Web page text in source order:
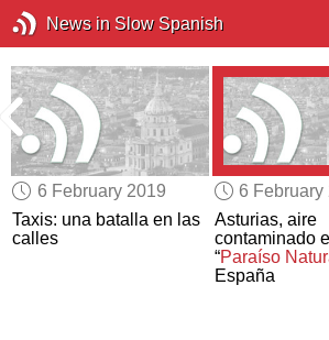
News in Slow Spanish
6 February 2019
Taxis: una batalla en las
calles
6 February
Asturias, aire
contaminado
“Paraíso
España